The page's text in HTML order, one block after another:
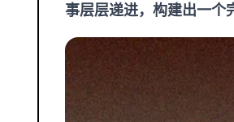
事层层递进，构建出一个